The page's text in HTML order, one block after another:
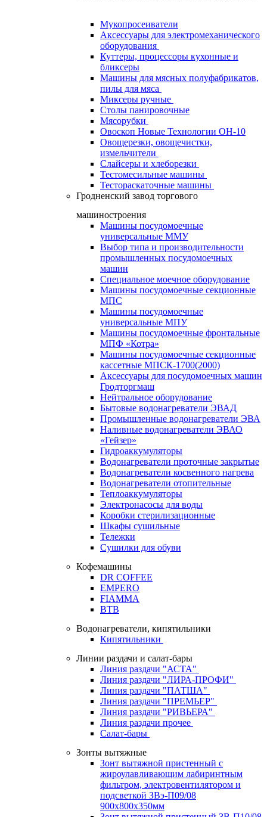
Мукопросеиватели
Аксессуары для электромеханического
оборудования
Куттеры, процессоры кухонные и
бликсеры
Машины для мясных полуфабрикатов,
пилы для мяса
Миксеры ручные
Столы панировочные
Мясорубки
Овоскоп Новые Технологии ОН-10
Овощерезки, овощечистки,
измельчители
Слайсеры и хлеборезки
Тестомесильные машины
Тестораскаточные машины
Гродненский завод торгового
машиностроения
Машины посудомоечные
универсальные ММУ
Выбор типа и производительности
промышленных посудомоечных
машин
Специальное моечное оборудование
Машины посудомоечные секционные
МПС
Машины посудомоечные
универсальные МПУ
Машины посудомоечные фронтальные
МПФ «Котра»
Машины посудомоечные секционные
кассетные МПСК-1700(2000)
Аксессуары для посудомоечных машин
Гродторгмаш
Нейтральное оборудование
Бытовые водонагреватели ЭВАД
Промышленные водонагреватели ЭВА
Наливные водонагреватели ЭВАО
«Гейзер»
Гидроаккумуляторы
Водонагреватели проточные закрытые
Водонагреватели косвенного нагрева
Водонагреватели отопительные
Теплоаккумуляторы
Электронасосы для воды
Коробки стерилизационные
Шкафы сушильные
Тележки
Сушилки для обуви
Кофемашины
DR COFFEE
EMPERO
FIAMMA
BTB
Водонагреватели, кипятильники
Кипятильники
Линии раздачи и салат-бары
Линия раздачи "АСТА"
Линия раздачи "ЛИРА-ПРОФИ"
Линия раздачи "ПАТША"
Линия раздачи "ПРЕМЬЕР"
Линия раздачи "РИВЬЕРА"
Линия раздачи прочее
Салат-бары
Зонты вытяжные
Зонт вытяжной пристенный с
жироулавливающим лабиринтным
фильтром, электровентилятором и
подсветкой ЗВэ-П09/08
900х800х350мм